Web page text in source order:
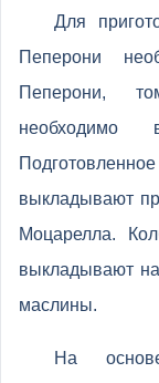
Для
Пеперони
Пеперони,
необходимо
выкладывают
Моцарелла.
выкладывают
маслины.
На